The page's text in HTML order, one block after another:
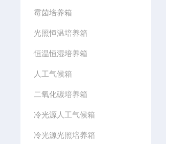
霉菌培养箱
光照恒温培养箱
恒温恒湿培养箱
人工气候箱
二氧化碳培养箱
冷光源人工气候箱
冷光源光照培养箱